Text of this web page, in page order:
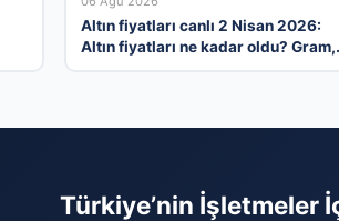
Altın fiyatları canlı 2 Nisan 2026:
Altın fiyatları ne kadar oldu? Gram,
Türkiye’nin İşletmeler